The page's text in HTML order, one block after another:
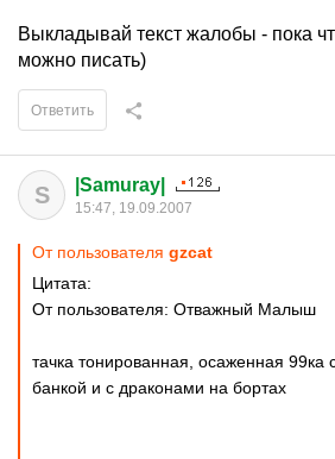
Выкладывай текст жалобы - пока
можно писать)
Ответить
S |Samuray|
15:47, 19.09.2007
От пользователя gzcat
Цитата:
От пользователя: Отважный Малыш
тачка тонированная, осаженная 99ка
банкой и с драконами на бортах